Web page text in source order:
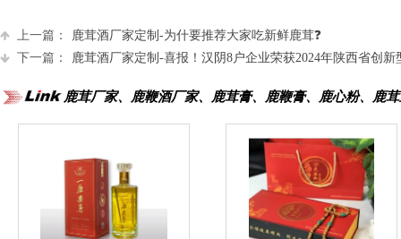
上一篇：
鹿茸酒厂家定制-为什要推荐大家吃新鲜鹿茸❓
下一篇：
鹿茸酒厂家定制-喜报！汉阴8户企业荣获2024年陕西省创新
鹿茸厂家、鹿鞭酒厂家、鹿茸膏、鹿鞭膏、鹿心粉、鹿